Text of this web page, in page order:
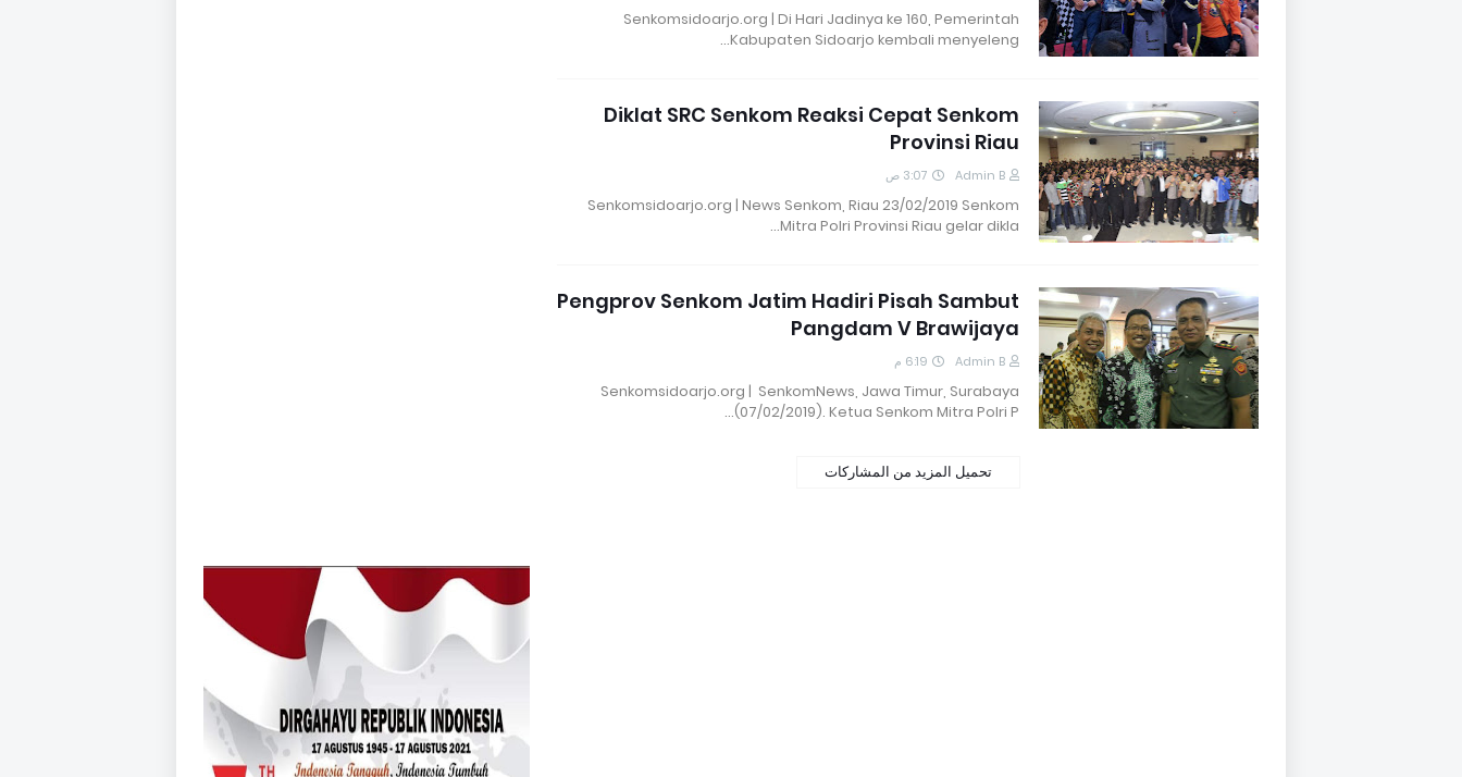
Senkomsidoarjo.org | Di Hari Jadinya ke 160, Pemerintah
Kabupaten Sidoarjo kembali menyeleng…
Diklat SRC Senkom Reaksi Cepat Senkom
Provinsi Riau
Admin B 3:07 ص
Senkomsidoarjo.org | News Senkom, Riau 23/02/2019 Senkom
Mitra Polri Provinsi Riau gelar dikla…
Pengprov Senkom Jatim Hadiri Pisah Sambut
Pangdam V Brawijaya
Admin B 6:19 م
Senkomsidoarjo.org | SenkomNews, Jawa Timur, Surabaya
(07/02/2019). Ketua Senkom Mitra Polri P…
تحميل المزيد من المشاركات